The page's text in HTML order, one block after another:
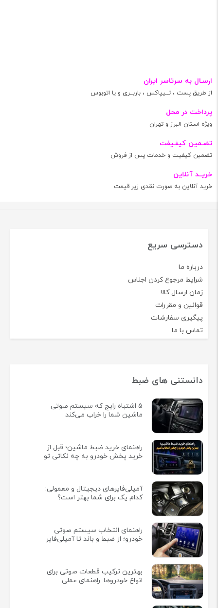
ارسـال به سرتاسر ایران
از طریق پست ، تــیپاکس ، باربــری و یا اتوبوس
پرداخت در محل
ویژه استان البرز و تهران
تضـمین کیفـیفت
تضمین کیفیت و خدمات پس از فروش
خریــد آنلاین
خرید آنلاین به صورت نقدی زیر قیمت
دسترسی سریع
درباره ما
شرایط مرجوع کردن اجناس
زمان ارسال کالا
قوانین و مقررات
پیگیری سفارشات
تماس با ما
دانستنی های ضبط
5 اشتباه رایج که سیستم صوتی
ماشین شما را خراب می‌کند
راهنمای خرید ضبط ماشین؛ قبل از
خرید پخش خودرو به چه نکاتی تو
آمپلی‌فایرهای دیجیتال و معمولی:
کدام یک برای شما بهتر است؟
راهنمای انتخاب سیستم صوتی
خودرو؛ از ضبط و باند تا آمپلی‌فایر
بهترین ترکیب قطعات صوتی برای
انواع خودروها: راهنمای عملی